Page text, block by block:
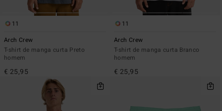
11
Arch Crew
T-shirt de manga curta Preto
homem
€ 25,95
11
Arch Crew
T-shirt de manga curta Branco
homem
€ 25,95